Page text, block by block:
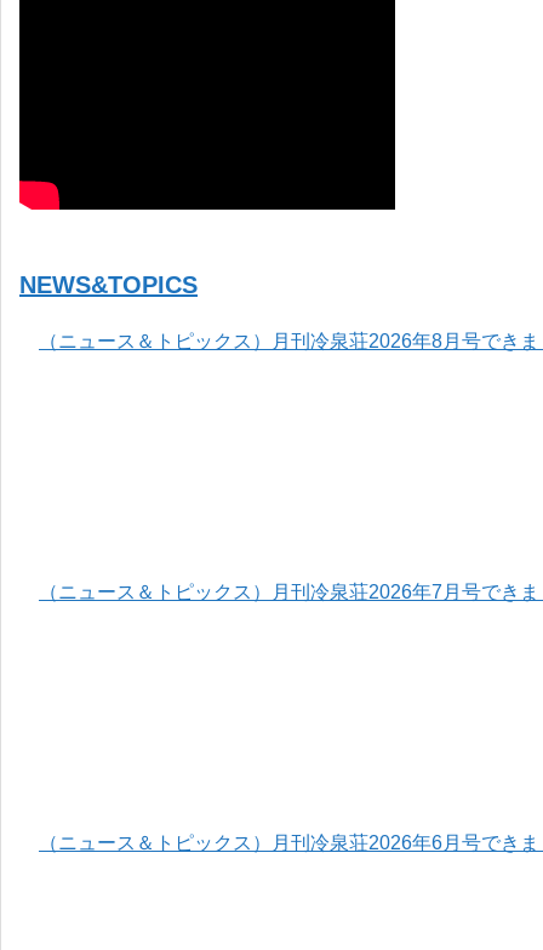
NEWS&TOPICS
（ニュース＆トピックス）月刊冷泉荘2026年8月号でき
（ニュース＆トピックス）月刊冷泉荘2026年7月号でき
（ニュース＆トピックス）月刊冷泉荘2026年6月号でき